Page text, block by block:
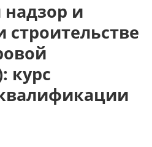
и
строительстве
курс